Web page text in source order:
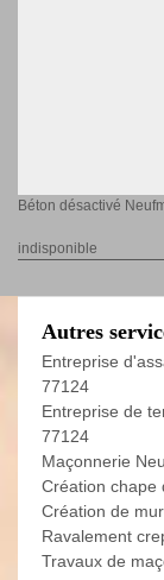
Béton désactivé
indisponible
Autres
Entreprise
77124
Entreprise de
77124
Maçonnerie
Création chape
Création de
Ravalement
Travaux de